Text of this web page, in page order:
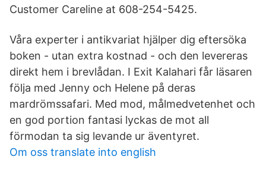
Customer Careline at 608-254-5425.
Våra experter i antikvariat hjälper dig eftersöka
boken - utan extra kostnad - och den levereras
direkt hem i brevlådan. I Exit Kalahari får läsaren
följa med Jenny och Helene på deras
mardrömssafari. Med mod, målmedvetenhet och
en god portion fantasi lyckas de mot all
förmodan ta sig levande ur äventyret.
Om oss translate into english